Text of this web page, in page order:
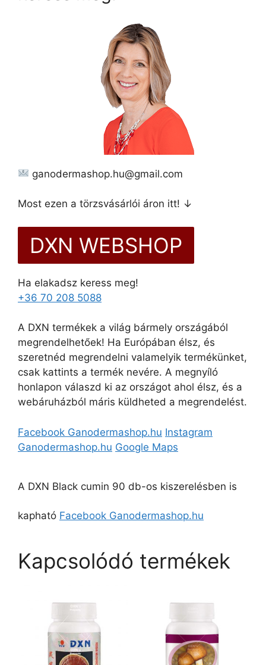
ganodermashop.hu@gmail.com
Most ezen a törzsvásárlói áron itt! ↓
DXN WEBSHOP
Ha elakadsz keress meg!
+36 70 208 5088
A DXN termékek a világ bármely országából
megrendelhetőek! Ha Európában élsz, és
szeretnéd megrendelni valamelyik termékünket,
csak kattints a termék nevére. A megnyíló
honlapon válaszd ki az országot ahol élsz, és a
webáruházból máris küldheted a megrendelést.
Facebook Ganodermashop.hu Instagram
Ganodermashop.hu Google Maps
A DXN Black cumin 90 db-os kiszerelésben is
kapható Facebook Ganodermashop.hu
Kapcsolódó termékek